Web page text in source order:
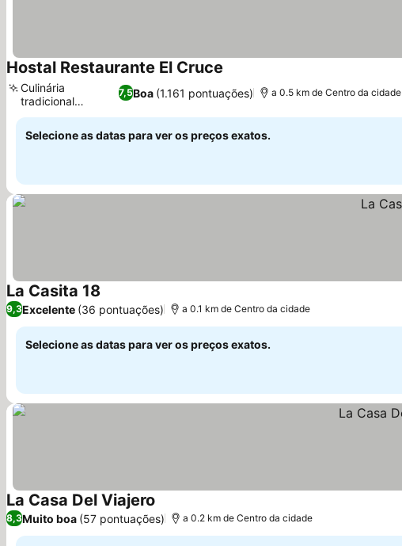
Hostal Restaurante El Cruce
7,5Boa (1.161 pontuações)
Culinária
tradicional
andaluza
a 0.5 km de Centro da cidade
Selecione as datas para ver os preços exatos.
La Casita 18
9,3Excelente (36 pontuações) a 0.1 km de Centro da cidade
Selecione as datas para ver os preços exatos.
La Casa Del Viajero Ver preços
8,3Muito boa (57 pontuações) a 0.2 km de Centro da cidade